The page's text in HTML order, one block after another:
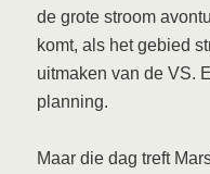
de grote stroom
komt, als het gebied
uitmaken van de VS.
planning.
Maar die dag treft